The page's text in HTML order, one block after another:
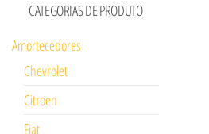
CATEGORIAS DE PRODUTO
Amortecedores
Chevrolet
Citroen
Fiat